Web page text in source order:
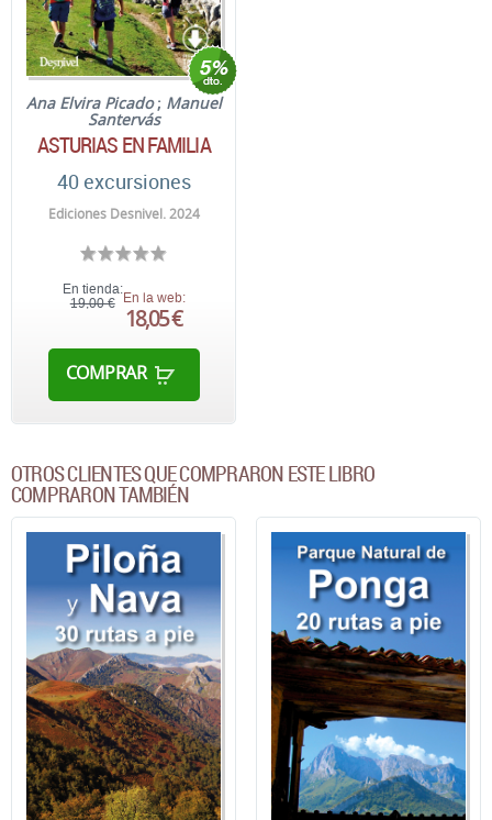
Ana Elvira Picado; Manuel
Santervás
ASTURIAS EN FAMILIA
40 excursiones
Ediciones Desnivel. 2024
En tienda:
19,00 € En la web:
18,05 €
COMPRAR
OTROS CLIENTES QUE COMPRARON ESTE LIBRO
COMPRARON TAMBIÉN